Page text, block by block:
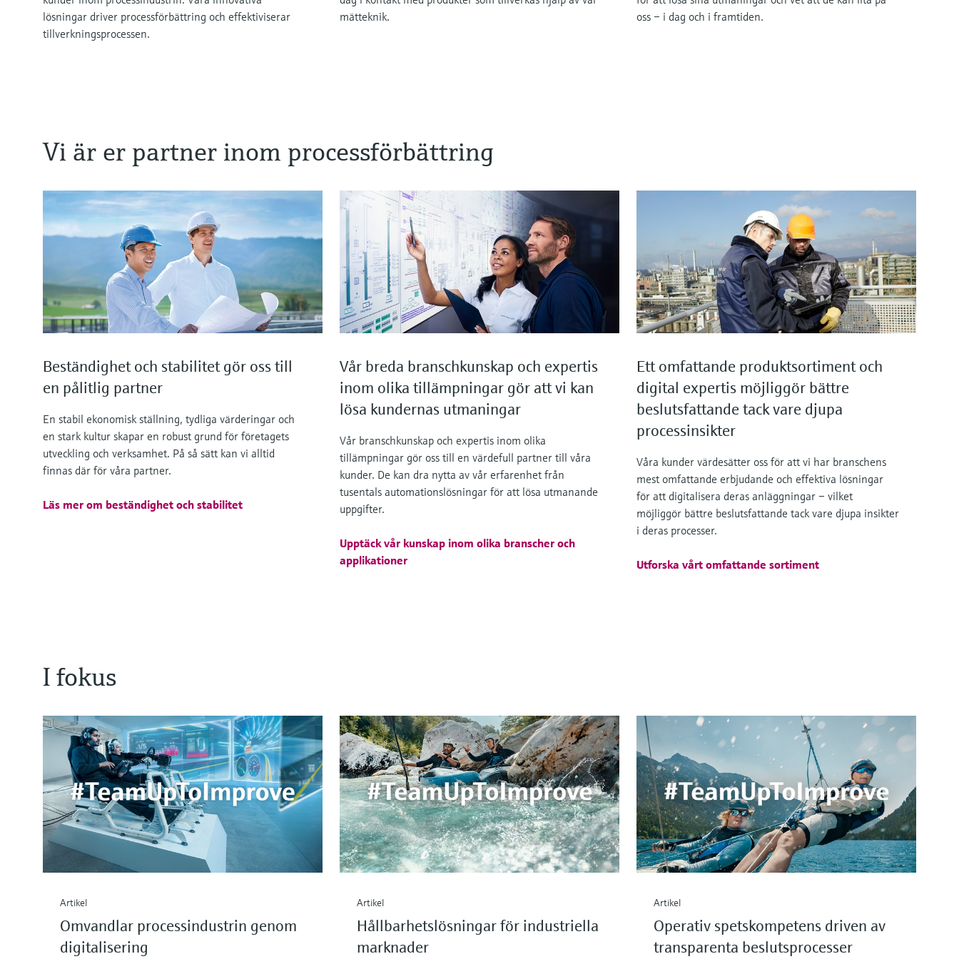
lösningar driver processförbättring och effektiviserar
tillverkningsprocessen.
mätteknik.
oss – i dag och i framtiden.
Vi är er partner inom processförbättring
Beständighet och stabilitet gör oss till
en pålitlig partner
En stabil ekonomisk ställning, tydliga värderingar och
en stark kultur skapar en robust grund för företagets
utveckling och verksamhet. På så sätt kan vi alltid
finnas där för våra partner.
Läs mer om beständighet och stabilitet
Vår breda branschkunskap och expertis
inom olika tillämpningar gör att vi kan
lösa kundernas utmaningar
Vår branschkunskap och expertis inom olika
tillämpningar gör oss till en värdefull partner till våra
kunder. De kan dra nytta av vår erfarenhet från
tusentals automationslösningar för att lösa utmanande
uppgifter.
Upptäck vår kunskap inom olika branscher och
applikationer
Ett omfattande produktsortiment och
digital expertis möjliggör bättre
beslutsfattande tack vare djupa
processinsikter
Våra kunder värdesätter oss för att vi har branschens
mest omfattande erbjudande och effektiva lösningar
för att digitalisera deras anläggningar – vilket
möjliggör bättre beslutsfattande tack vare djupa insikter
i deras processer.
Utforska vårt omfattande sortiment
I fokus
Artikel
Omvandlar processindustrin genom
digitalisering
Artikel
Hållbarhetslösningar för industriella
marknader
Artikel
Operativ spetskompetens driven av
transparenta beslutsprocesser